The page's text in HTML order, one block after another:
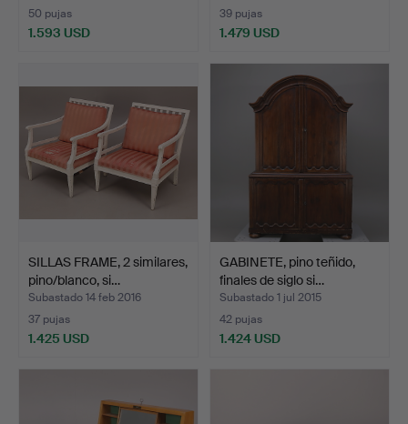
50 pujas
1.593 USD
39 pujas
1.479 USD
SILLAS FRAME, 2 similares,
pino/blanco, si…
Subastado 14 feb 2016
37 pujas
1.425 USD
GABINETE, pino teñido,
finales de siglo si…
Subastado 1 jul 2015
42 pujas
1.424 USD